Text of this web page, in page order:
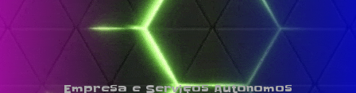
Empresa e Serviços Autonomos